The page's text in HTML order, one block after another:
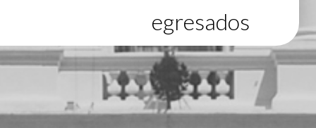
egresados